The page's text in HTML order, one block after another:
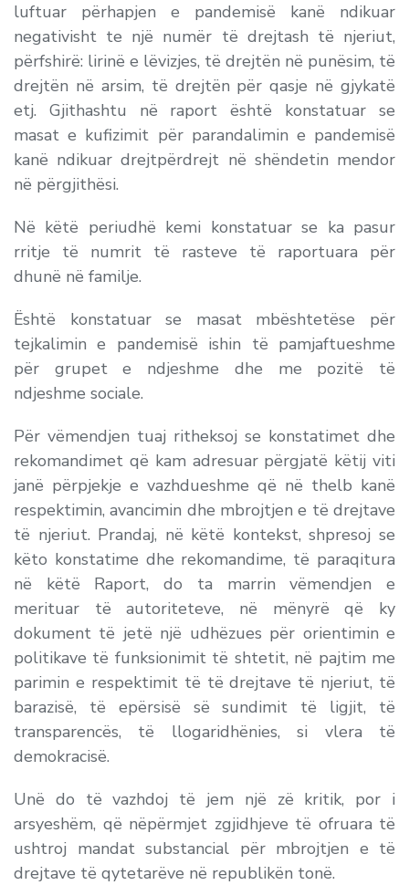
luftuar përhapjen e pandemisë kanë ndikuar
negativisht te një numër të drejtash të njeriut,
përfshirë: lirinë e lëvizjes, të drejtën në punësim, të
drejtën në arsim, të drejtën për qasje në gjykatë
etj. Gjithashtu në raport është konstatuar se
masat e kufizimit për parandalimin e pandemisë
kanë ndikuar drejtpërdrejt në shëndetin mendor
në përgjithësi.
Në këtë periudhë kemi konstatuar se ka pasur
rritje të numrit të rasteve të raportuara për
dhunë në familje.
Është konstatuar se masat mbështetëse për
tejkalimin e pandemisë ishin të pamjaftueshme
për grupet e ndjeshme dhe me pozitë të
ndjeshme sociale.
Për vëmendjen tuaj ritheksoj se konstatimet dhe
rekomandimet që kam adresuar përgjatë këtij viti
janë përpjekje e vazhdueshme që në thelb kanë
respektimin, avancimin dhe mbrojtjen e të drejtave
të njeriut. Prandaj, në këtë kontekst, shpresoj se
këto konstatime dhe rekomandime, të paraqitura
në këtë Raport, do ta marrin vëmendjen e
merituar të autoriteteve, në mënyrë që ky
dokument të jetë një udhëzues për orientimin e
politikave të funksionimit të shtetit, në pajtim me
parimin e respektimit të të drejtave të njeriut, të
barazisë, të epërsisë së sundimit të ligjit, të
transparencës, të llogaridhënies, si vlera të
demokracisë.
Unë do të vazhdoj të jem një zë kritik, por i
arsyeshëm, që nëpërmjet zgjidhjeve të ofruara të
ushtroj mandat substancial për mbrojtjen e të
drejtave të qytetarëve në republikën tonë.